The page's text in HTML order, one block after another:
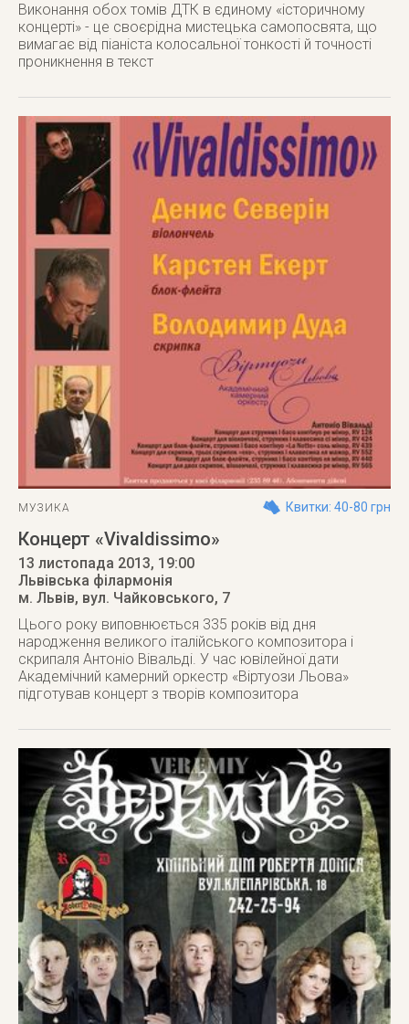
Виконання обох томів ДТК в єдиному «історичному
концерті» - це своєрідна мистецька самопосвята, що
вимагає від піаніста колосальної тонкості й точності
проникнення в текст
МУЗИКА Квитки: 40-80 грн
Концерт «Vivaldissimo»
13 листопада 2013, 19:00
Львівська філармонія
м. Львів, вул. Чайковського, 7
Цього року виповнюється 335 років від дня
народження великого італійського композитора і
скрипаля Антоніо Вівальді. У час ювілейної дати
Академічний камерний оркестр «Віртуози Льова»
підготував концерт з творів композитора